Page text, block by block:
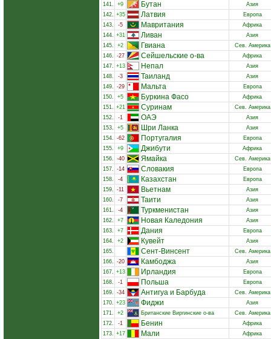
141. +9 Бутан
Азия
142. +35 Латвия
Европа
143.
-5 Мавритания
Африка
144. +31 Ливан
Азия
145.
+2 Гвиана
Сев. Америка
146. -27 Сейшельские о-ва
Африка
147. +13 Непал
Азия
148.
-3 Таиланд
Азия
149. -29 Мальта
Европа
150.
+5 Буркина Фасо
Африка
151. +21 Суринам
Сев. Америка
152.
-1 ОАЭ
Азия
153.
+5 Шри Ланка
Азия
154. -62 Португалия
Европа
155.
+9 Джибути
Африка
156. -40 Ямайка
Сев. Америка
157. -14 Словакия
Европа
158.
-4 Казахстан
Европа
159. -11 Вьетнам
Азия
160.
-7 Таити
Азия
161.
-4 Туркменистан
Азия
162.
+7 Новая Каледония
Азия
163.
+7 Дания
Европа
164.
+2 Кувейт
Азия
165.
Сент-Винсент
Сев. Америка
166. -20 Камбоджа
Азия
167. +13 Ирландия
Европа
168.
-1 Польша
Европа
169. -34 Антигуа и Барбуда
Сев. Америка
170. +23 Фиджи
Азия
171.
+2 Британские Виргинские о-ва
Сев. Америка
172.
-1 Бенин
Африка
173. +17 Мали
Африка